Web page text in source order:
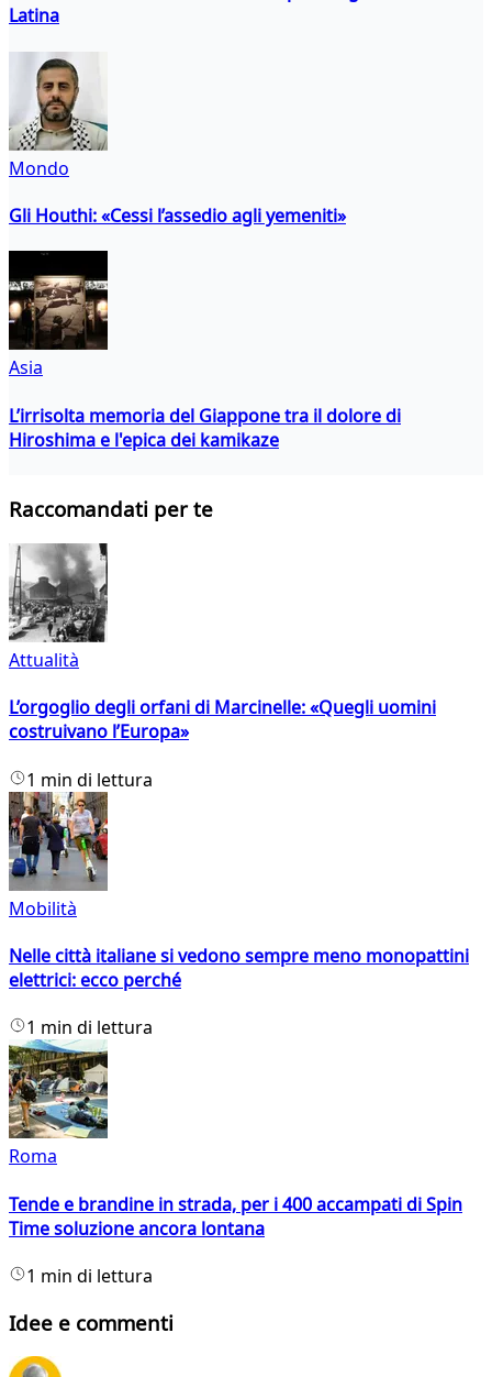
Latina
Mondo
Gli Houthi: «Cessi l’assedio agli yemeniti»
Asia
L’irrisolta memoria del Giappone tra il dolore di
Hiroshima e l'epica dei kamikaze
Raccomandati per te
Attualità
L’orgoglio degli orfani di Marcinelle: «Quegli uomini
costruivano l’Europa»
1 min di lettura
Mobilità
Nelle città italiane si vedono sempre meno monopattini
elettrici: ecco perché
1 min di lettura
Roma
Tende e brandine in strada, per i 400 accampati di Spin
Time soluzione ancora lontana
1 min di lettura
Idee e commenti